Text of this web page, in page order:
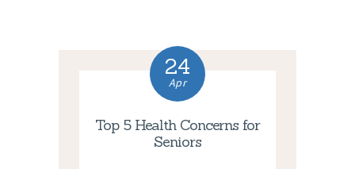
24
Apr
Top 5 Health Concerns for
Seniors